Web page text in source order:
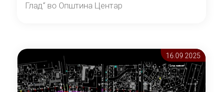
Глад“ во Општина Центар
16.09 2025